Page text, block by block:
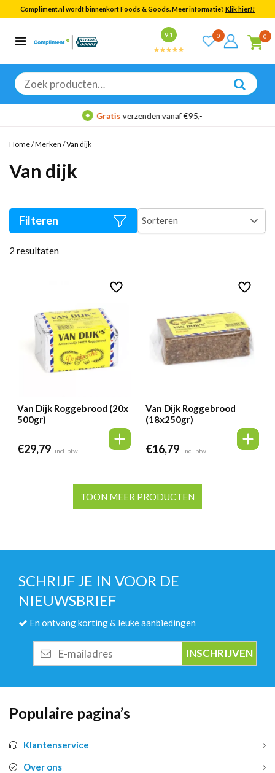
Compliment.nl wordt binnenkort Foods & Goods. Meer informatie? Klik hier!!
9.1 0 0
Zoeken
naar:
Categorieën
Bekijk alle resultaten
Gratisverzenden vanaf €95,-
Home/Merken /Van dijk
Van dijk
2 resultaten
Filteren
Van Dijk Roggebrood (20x
500gr)
€29,79 incl. btw
Van Dijk Roggebrood
(18x250gr)
€16,79 incl. btw
TOON MEER PRODUCTEN
SCHRIJF JE IN VOOR DE
NIEUWSBRIEF
En ontvang korting & leuke aanbiedingen
mailadres
Populaire pagina’s
Klantenservice
Over ons